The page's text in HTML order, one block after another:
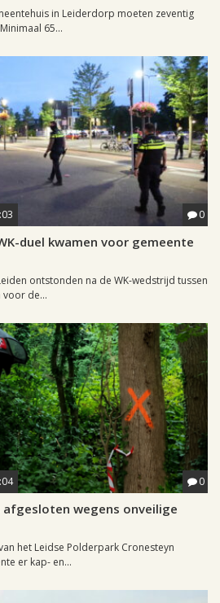
in Leiderdorp moeten zeventig
65...
0
duel kwamen voor gemeente
ontstonden na de WK-wedstrijd tussen
voor de...
0
afgesloten wegens onveilige
het Leidse Polderpark Cronesteyn
er kap- en...